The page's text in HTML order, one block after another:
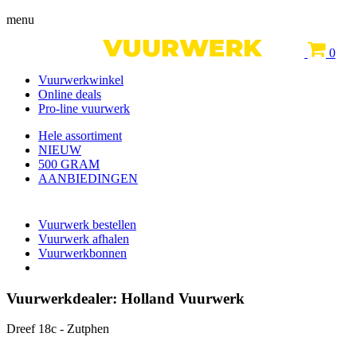
menu
0
Vuurwerkwinkel
Online deals
Pro-line vuurwerk
Hele assortiment
NIEUW
500 GRAM
AANBIEDINGEN
Vuurwerk bestellen
Vuurwerk afhalen
Vuurwerkbonnen
Vuurwerkdealer: Holland Vuurwerk
Dreef 18c - Zutphen